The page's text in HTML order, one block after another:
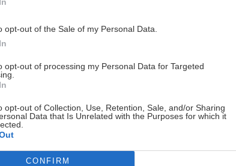
opt-out of the Sale of my Personal Data.
opt-out of processing my Personal Data for Targeted
opt-out of Collection, Use, Retention, Sale, and/or Sharing
Data that Is Unrelated with the Purposes for which it
CONFIRM
21:42
ΚΟΣΜΟΣ
των συνοριακών ελέγχων
20:24
BUSINESS
Με τη MINOAN LINES, το ταξίδι έχει